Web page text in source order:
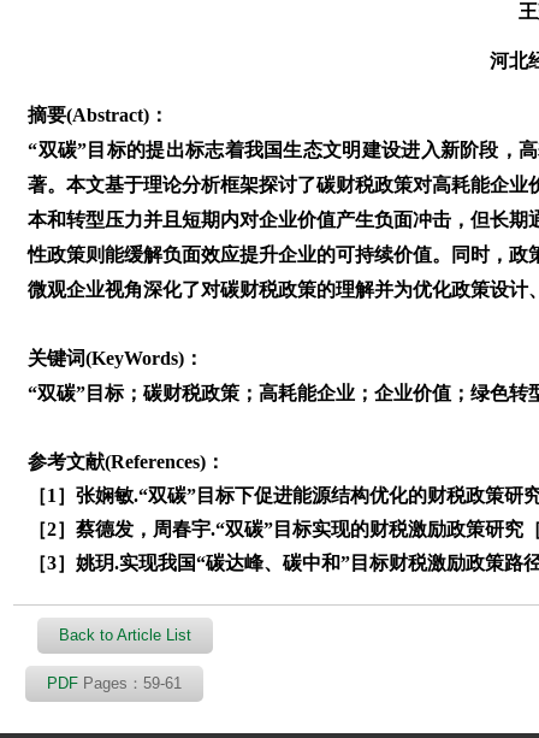
河北
摘要(Abstract)：
“双碳”目标的提出标志着我国生态文明建设进入新阶段，
著。本文基于理论分析框架探讨了碳财税政策对高耗能企
本和转型压力并且短期内对企业价值产生负面冲击，但长
性政策则能缓解负面效应提升企业的可持续价值。同时，
微观企业视角深化了对碳财税政策的理解并为优化政策设
关键词(KeyWords)：
“双碳”目标；碳财税政策；高耗能企业；企业价值；绿色转
参考文献(References)：
［1］张娴敏.“双碳”目标下促进能源结构优化的财税政策研
［2］蔡德发，周春宇.“双碳”目标实现的财税激励政策研究
［3］姚玥.实现我国“碳达峰、碳中和”目标财税激励政策路
Back to Article List
PDF Pages：59-61